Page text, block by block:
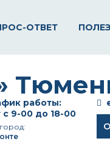
ОТВЕТ
работы:
с 9-00 до 18-00